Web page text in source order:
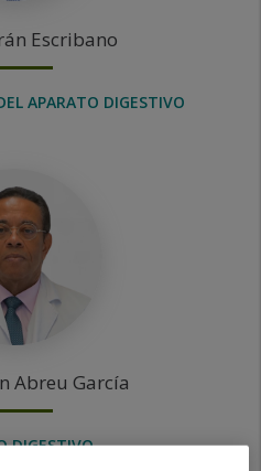
Escribano
APARATO DIGESTIVO
Abreu García
DIGESTIVO